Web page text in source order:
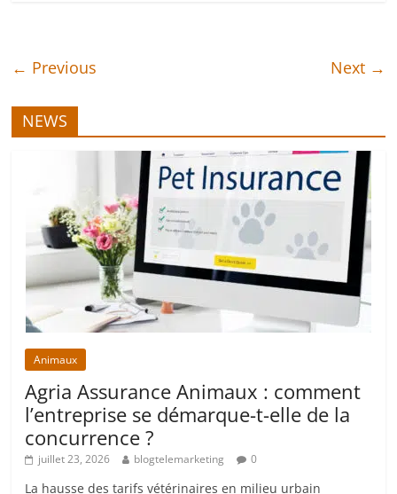
← Previous Next →
NEWS
Animaux
Agria Assurance Animaux : comment
l’entreprise se démarque-t-elle de la
concurrence ?
juillet 23, 2026 blogtelemarketing 0
La hausse des tarifs vétérinaires en milieu urbain